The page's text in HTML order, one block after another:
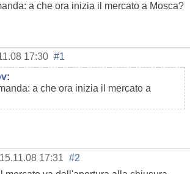
a che ora inizia il mercato a Mosca?
17:30 #1
:
a che ora inizia il mercato a
17:31 #2